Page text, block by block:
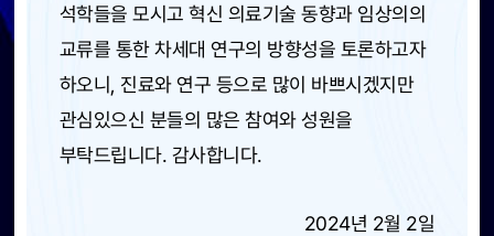
석학들을 모시고 혁신 의료기술 동향과 임상의의
교류를 통한 차세대 연구의 방향성을 토론하고자
하오니, 진료와 연구 등으로 많이 바쁘시겠지만
관심있으신 분들의 많은 참여와 성원을
부탁드립니다. 감사합니다.
2024년 2월 2일